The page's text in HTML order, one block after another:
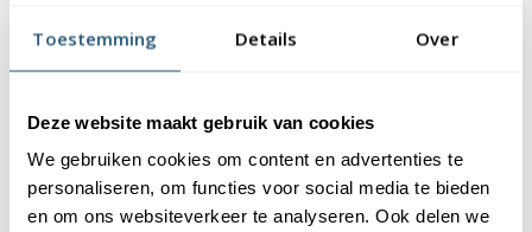
Toestemming Details Over
Deze website maakt gebruik van cookies
We gebruiken cookies om content en advertenties te
personaliseren, om functies voor social media te bieden
en om ons websiteverkeer te analyseren. Ook delen we
afstandsbediening en bevat maar liefst 8 sfeerstanden en
functies:
Te bedienen met een afstandsbediening
Maar liefst 8 sfeerstanden
Sterkte van het licht instellen (4 dimstanden)